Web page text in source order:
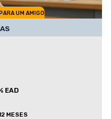
UM AMIGO
EAD
MESES